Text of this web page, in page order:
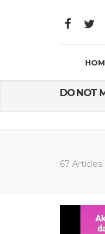
DO NOT
67 Articles.